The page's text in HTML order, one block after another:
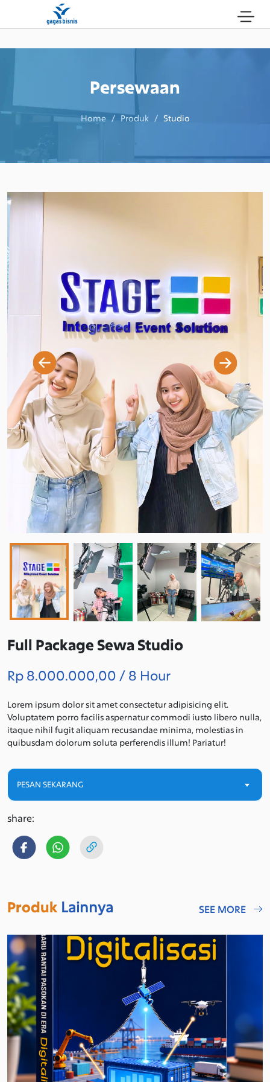
Persewaan
Home / Produk / Studio
Full Package Sewa Studio
Rp 8.000.000,00 / 8 Hour
Lorem ipsum dolor sit amet consectetur adipisicing elit.
Voluptatem porro facilis aspernatur commodi iusto libero nulla,
itaque nihil fugit aliquam recusandae minima, molestias in
quibusdam dolorum soluta perferendis illum! Pariatur!
PESAN SEKARANG
share:
Produk Lainnya SEE MORE